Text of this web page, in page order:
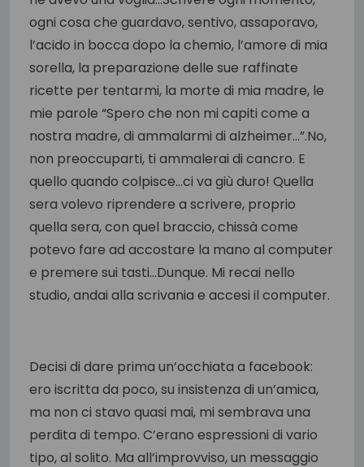
ogni cosa che guardavo, sentivo, assaporavo,
l’acido in bocca dopo la chemio, l’amore di mia
sorella, la preparazione delle sue raffinate
ricette per tentarmi, la morte di mia madre, le
mie parole “Spero che non mi capiti come a
nostra madre, di ammalarmi di alzheimer…”.No,
non preoccuparti, ti ammalerai di cancro. E
quello quando colpisce…ci va giù duro! Quella
sera volevo riprendere a scrivere, proprio
quella sera, con quel braccio, chissà come
potevo fare ad accostare la mano al computer
e premere sui tasti…Dunque. Mi recai nello
studio, andai alla scrivania e accesi il computer.
Decisi di dare prima un’occhiata a facebook:
ero iscritta da poco, su insistenza di un’amica,
ma non ci stavo quasi mai, mi sembrava una
perdita di tempo. C’erano espressioni di vario
tipo, al solito. Ma all’improvviso, un messaggio